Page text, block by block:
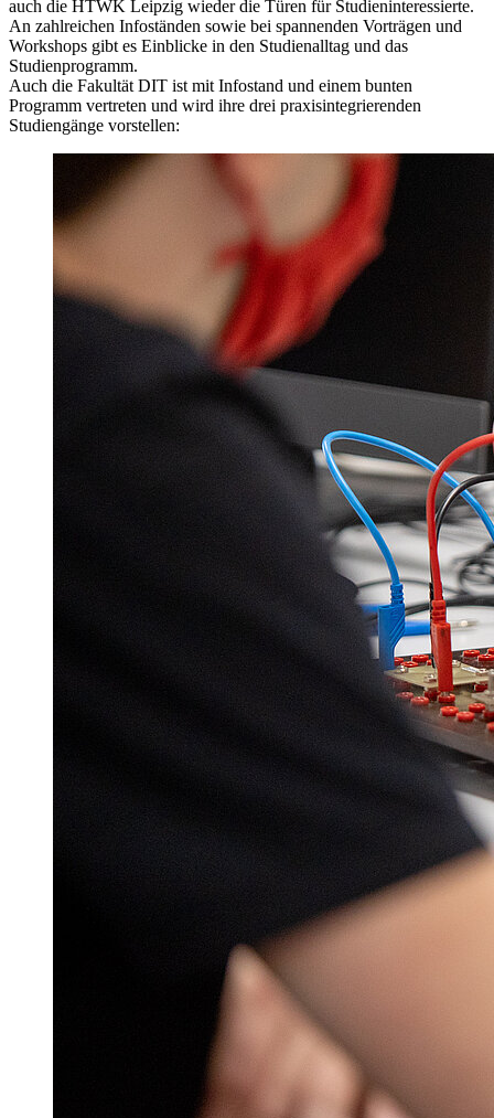
auch die HTWK Leipzig wieder die Türen für Studieninteressierte.
An zahlreichen Infoständen sowie bei spannenden Vorträgen und
Workshops gibt es Einblicke in den Studienalltag und das
Studienprogramm.
Auch die Fakultät DIT ist mit Infostand und einem bunten
Programm vertreten und wird ihre drei praxisintegrierenden
Studiengänge vorstellen: